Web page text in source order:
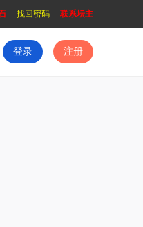
找回密码 联系坛主
登录 注册